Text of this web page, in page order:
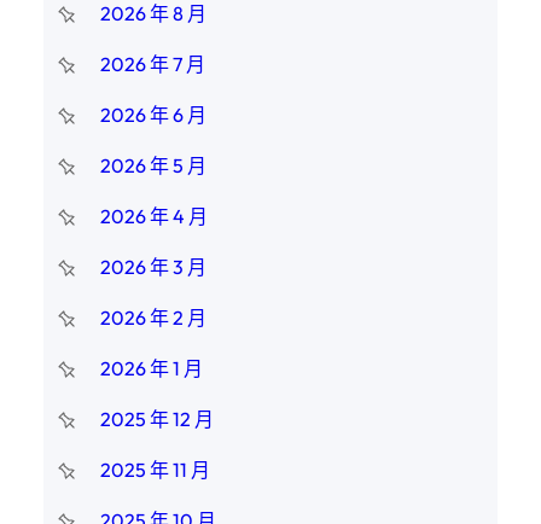
2026 年 8 月
2026 年 7 月
2026 年 6 月
2026 年 5 月
2026 年 4 月
2026 年 3 月
2026 年 2 月
2026 年 1 月
2025 年 12 月
2025 年 11 月